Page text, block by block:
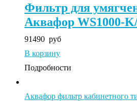
Фильтр для
Аквафор WS1000-
91490 руб
В корзину
Подробности
Аквафор фильтр кабинетного